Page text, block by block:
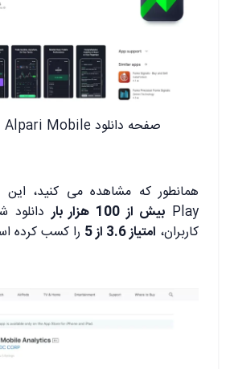
صفحه دانلود Alpari Mobile در گوگل پلی
Play بیش از 100 هزار بار
دانلود
کاربران، امتیاز 3.6 از 5 را کسب کرده